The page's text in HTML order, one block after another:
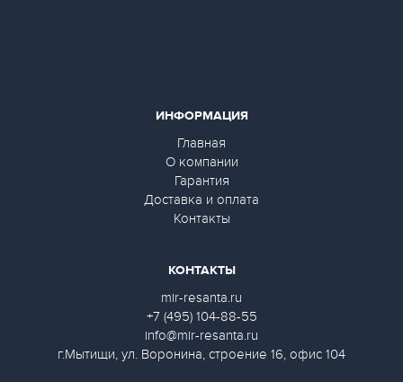
ИНФОРМАЦИЯ
Главная
О компании
Гарантия
Доставка и оплата
Контакты
КОНТАКТЫ
mir-resanta.ru
+7 (495) 104-88-55
info@mir-resanta.ru
г.Мытищи, ул. Воронина, строение 16, офис 104